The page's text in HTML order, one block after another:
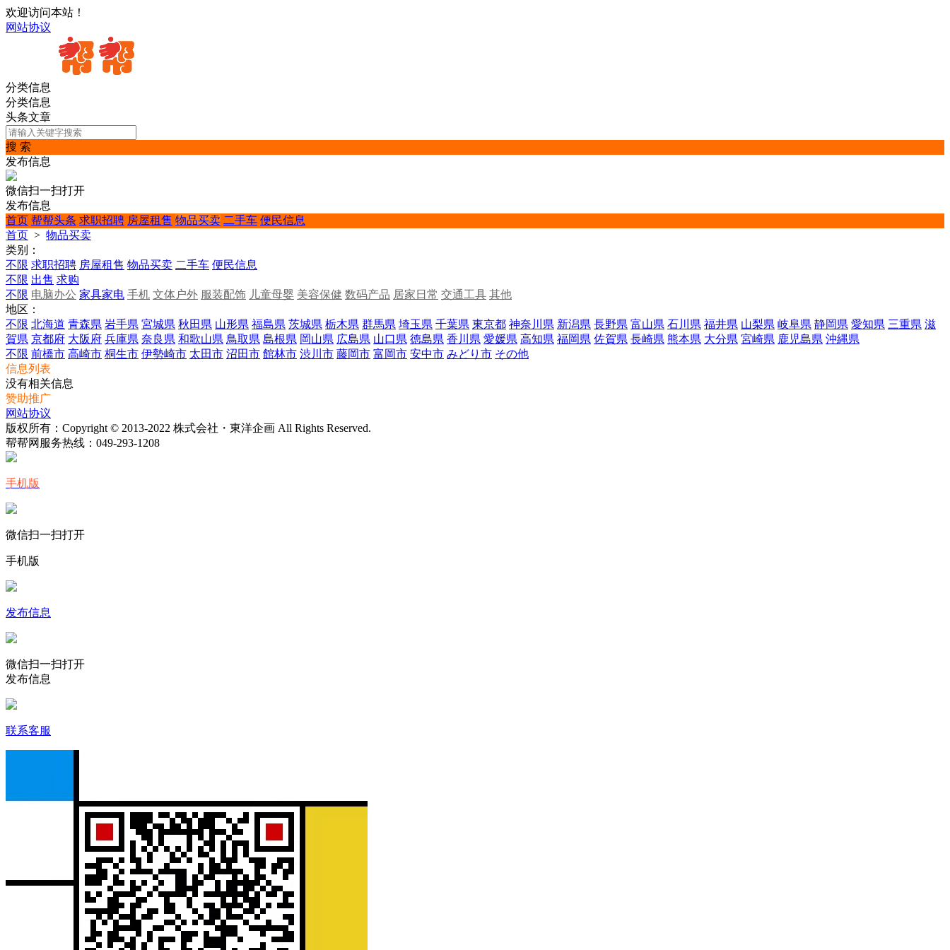
欢迎访问本站！
网站协议
分类信息
分类信息
头条文章
搜 索
发布信息
微信扫一扫打开
发布信息
首页 帮帮头条 求职招聘 房屋租售 物品买卖 二手车 便民信息
首页 > 物品买卖
类别：
不限 求职招聘 房屋租售 物品买卖 二手车 便民信息
不限 出售 求购
不限 电脑办公 家具家电 手机 文体户外 服装配饰 儿童母婴 美容保健 数码产品 居家日常 交通工具 其他
地区：
不限 北海道 青森県 岩手県 宮城県 秋田県 山形県 福島県 茨城県 栃木県 群馬県 埼玉県 千葉県 東京都 神奈川県 新潟県 長野県 富山県 石川県 福井県 山梨県 岐阜県 静岡県 愛知県 三重県 滋
賀県 京都府 大阪府 兵庫県 奈良県 和歌山県 鳥取県 島根県 岡山県 広島県 山口県 徳島県 香川県 愛媛県 高知県 福岡県 佐賀県 長崎県 熊本県 大分県 宮崎県 鹿児島県 沖縄県
不限 前橋市 高崎市 桐生市 伊勢崎市 太田市 沼田市 館林市 渋川市 藤岡市 富岡市 安中市 みどり市 その他
信息列表
没有相关信息
赞助推广
网站协议
版权所有：Copyright © 2013-2022 株式会社・東洋企画 All Rights Reserved.
帮帮网服务热线： 049-293-1208
手机版
微信扫一扫打开
手机版
发布信息
微信扫一扫打开
发布信息
联系客服